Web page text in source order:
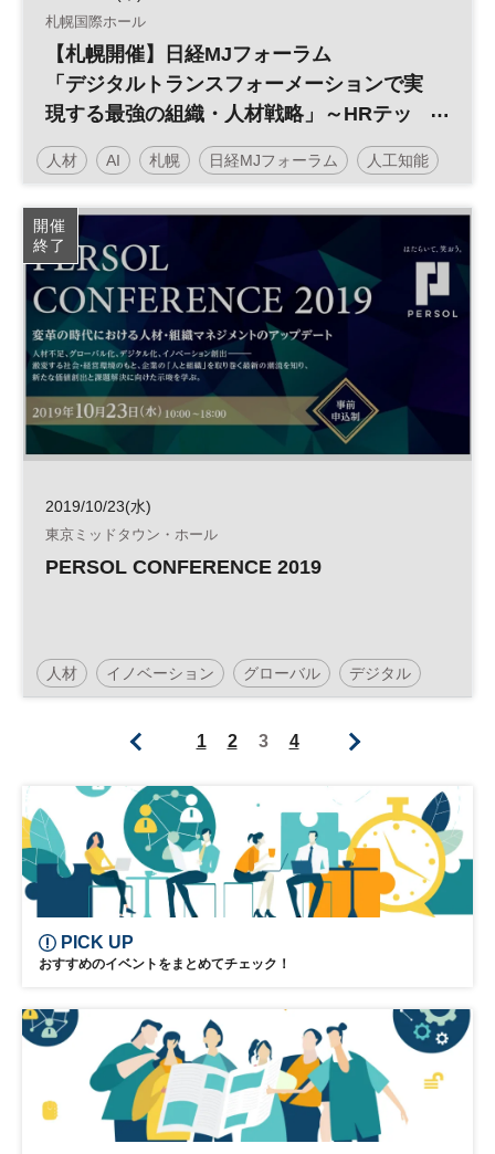
札幌国際ホール
【札幌開催】日経MJフォーラム
「デジタルトランスフォーメーションで実
現する最強の組織・人材戦略」～HRテッ
クが変えていく人事の世界～
人材 AI 札幌 日経MJフォーラム 人工知能
働き方改革 人事 HRテック RPA 組織
バックオフィス
開催
終了
2019/10/23(水)
東京ミッドタウン・ホール
PERSOL CONFERENCE 2019
人材 イノベーション グローバル デジタル
1 2 3 4
PICK UP
おすすめのイベントをまとめてチェック！